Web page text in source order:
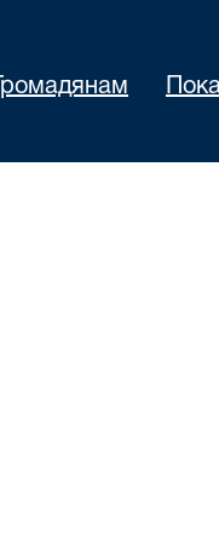
Громадянам